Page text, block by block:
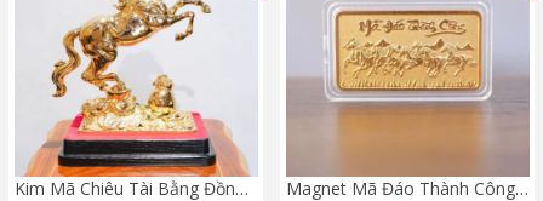
Kim Mã Chiêu Tài Bằng Đồng Mạ Gold Magnet Mã Đáo Thành Công Mạ Vàng 24K